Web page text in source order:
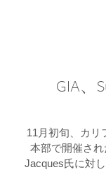
GIA、
11月初旬、カリ
本部で開催さ
Jacques氏に対